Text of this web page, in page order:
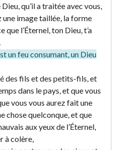
qu’il a traitée avec vous,
une image taillée, la forme
que l’Éternel, ton Dieu, t’a
un feu consumant, un Dieu
des fils et des petits-fils, et
dans le pays, et que vous
vous vous aurez fait une
chose quelconque, et que
aux yeux de l’Éternel,
à colère,